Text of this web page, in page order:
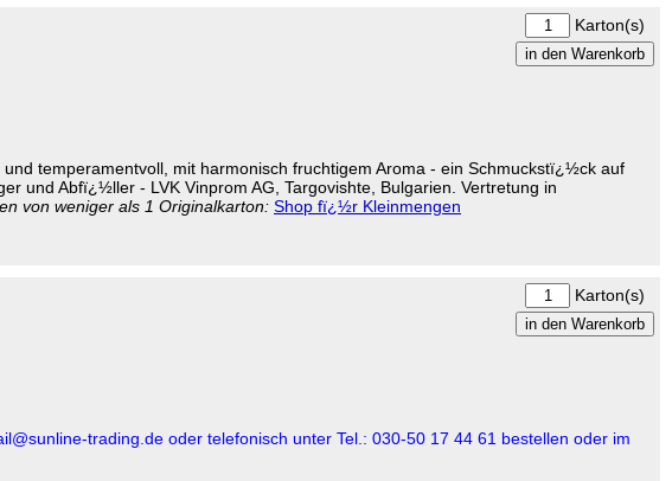
Karton(s)
temperamentvoll, mit harmonisch fruchtigem Aroma - ein Schmuckstï¿½ck auf
und Abfï¿½ller - LVK Vinprom AG, Targovishte, Bulgarien. Vertretung in
von weniger als 1 Originalkarton: Shop fï¿½r Kleinmengen
Karton(s)
trading.de oder telefonisch unter Tel.: 030-50 17 44 61 bestellen oder im